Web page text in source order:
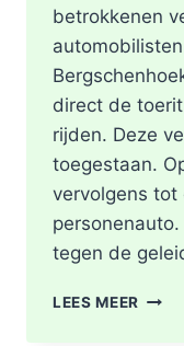
betrokkenen
direct de
rijden. Deze
toegestaan.
vervolgens tot
tegen de
LEES MEER